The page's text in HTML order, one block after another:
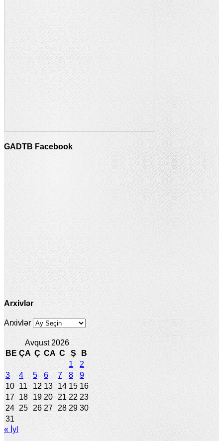
GADTB Facebook
Arxivlər
Arxivlər
Avqust 2026
BE ÇA Ç CA C Ş
B
1
2
3
4 5 6 7 8
9
10 11 12 13 14 15 16
17 18 19 20 21 22 23
24 25 26 27 28 29 30
31
« İyl